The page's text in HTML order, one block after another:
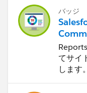
バッジ
てサイ
します。